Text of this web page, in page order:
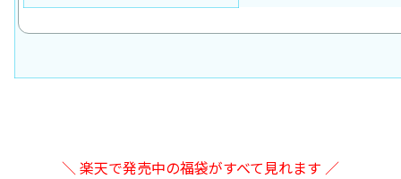
＼ 楽天で発売中の福袋がすべて見れます ／